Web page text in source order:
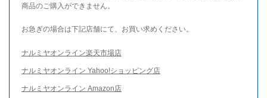
商品のご購入ができません。
お急ぎの場合は下記店舗にて、お買い求めください。
ナルミヤオンライン楽天市場店
ナルミヤオンライン Yahoo!ショッピング店
ナルミヤオンライン Amazon店